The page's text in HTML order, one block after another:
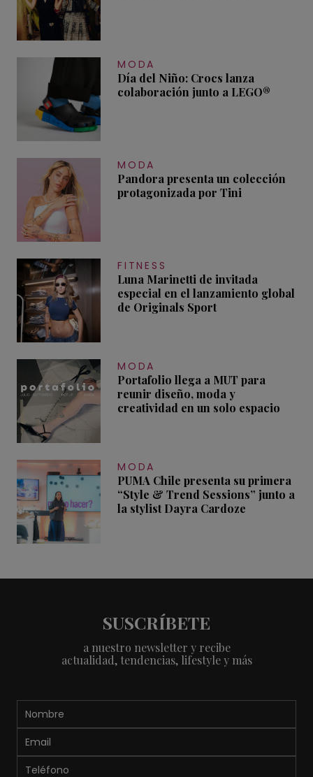
MODA
Día del Niño: Crocs lanza
colaboración junto a LEGO®
MODA
Pandora presenta un colección
protagonizada por Tini
FITNESS
Luna Marinetti de invitada
especial en el lanzamiento global
de Originals Sport
MODA
Portafolio llega a MUT para
reunir diseño, moda y
creatividad en un solo espacio
MODA
PUMA Chile presenta su primera
“Style & Trend Sessions” junto a
la stylist Dayra Cardoze
SUSCRÍBETE
a nuestro newsletter y recibe
actualidad, tendencias, lifestyle y más